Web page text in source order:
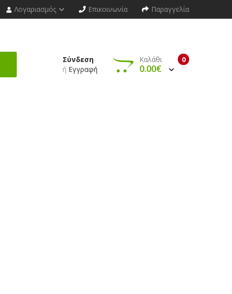
Λογαριασμός Επικοινωνία Παραγγελία
Σύνδεση
ή Εγγραφή
0
Καλάθι
0.00€